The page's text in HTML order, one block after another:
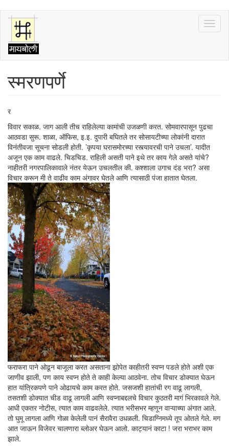
Skip
main
content
स्मरणपर्णे
र
विवार सकाळ. जाग आली तीच राहिलेल्या कामांची उजळणी करत. सोमवारपासून पुढचा
आठवडा सुरू. शाळा, ऑफिस, इ.इ. दुपारी बघितले तर सोसायटीच्या लोकांनी दारात
विनंतीवजा सूचना सोडली होती. ’कृपया घरासमोरच्या रस्त्यावरची पाने उचला’. यादीत
अजून एक काम वाढले. चिडचिड. राहिली असती पाने इथे तर काय गेले असते यांचे?
नाहीतरी नगरपालिकावाले नंतर येऊन उचलतील की. कश्शाला उगाच दंड भरा? असा
विचार करून मी ते वाढीव काम अंगावर घेतले आणि त्यासाठी पंजा हातात घेतला.
फराफरा पाने ओढून बाजूला करत असताना झोपेत काहीतरी स्वप्न पडले होते अशी एक
जाणीव झाली, पण काय स्वप्न होते ते काही केल्या आठवेना. तोच विचार डोक्यात घेऊन
हात यांत्रिकपणे पाने ओढायचे काम करत होते. जसजशी हातांची रग वाढू लागली,
तसतशी डोक्यात चीड वाढू लागली आणि स्वप्नाबद्दलचे विचार कुठतरी मागं भिरकावले गेले.
आधी एकतर नोटीस, त्यात काम वाढवलेले. त्यात भरीसभर म्हणून वाऱ्याच्या अंगात आले.
तो घुमू लागला आणि गोळा केलेली पानं सैरावैरा उधळली. चिडाग्निमध्ये तूप ओतले गेले. मग
आत जाऊन विजेवर चालणारा ब्लोअर घेऊन आलो. काट्यानं काटा ! जरा भराभर काम
झाले.